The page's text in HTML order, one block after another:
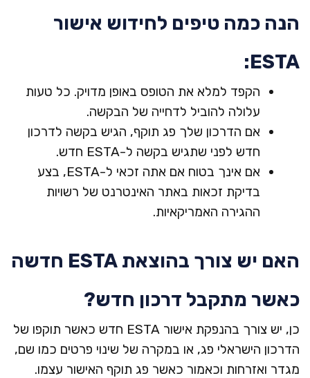
הנה כמה טיפים לחידוש אישור
ESTA:
הקפד למלא את הטופס באופן מדויק. כל טעות
עלולה להוביל לדחייה של הבקשה.
אם הדרכון שלך פג תוקף, הגיש בקשה לדרכון
חדש לפני שתגיש בקשה ל-ESTA חדש.
אם אינך בטוח אם אתה זכאי ל-ESTA, בצע
בדיקת זכאות באתר האינטרנט של רשויות
ההגירה האמריקאיות.
האם יש צורך בהוצאת ESTA חדשה
כאשר מתקבל דרכון חדש?
כן, יש צורך בהנפקת אישור ESTA חדש כאשר תוקפו של
הדרכון הישראלי פג, או במקרה של שינוי פרטים כמו שם,
מגדר ואזרחות וכאמור כאשר פג תוקף האישור עצמו.